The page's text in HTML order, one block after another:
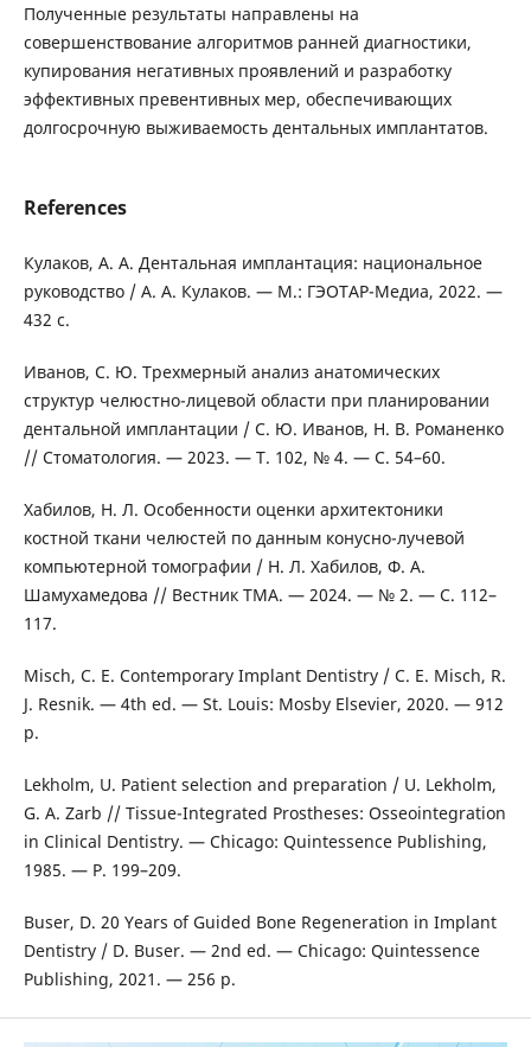
Полученные результаты направлены на
совершенствование алгоритмов ранней диагностики,
купирования негативных проявлений и разработку
эффективных превентивных мер, обеспечивающих
долгосрочную выживаемость дентальных имплантатов.
References
Кулаков, А. А. Дентальная имплантация: национальное
руководство / А. А. Кулаков. — М.: ГЭОТАР-Медиа, 2022. —
432 с.
Иванов, С. Ю. Трехмерный анализ анатомических
структур челюстно-лицевой области при планировании
дентальной имплантации / С. Ю. Иванов, Н. В. Романенко
// Стоматология. — 2023. — Т. 102, № 4. — С. 54–60.
Хабилов, Н. Л. Особенности оценки архитектоники
костной ткани челюстей по данным конусно-лучевой
компьютерной томографии / Н. Л. Хабилов, Ф. А.
Шамухамедова // Вестник ТМА. — 2024. — № 2. — С. 112–
117.
Misch, C. E. Contemporary Implant Dentistry / C. E. Misch, R.
J. Resnik. — 4th ed. — St. Louis: Mosby Elsevier, 2020. — 912
p.
Lekholm, U. Patient selection and preparation / U. Lekholm,
G. A. Zarb // Tissue-Integrated Prostheses: Osseointegration
in Clinical Dentistry. — Chicago: Quintessence Publishing,
1985. — P. 199–209.
Buser, D. 20 Years of Guided Bone Regeneration in Implant
Dentistry / D. Buser. — 2nd ed. — Chicago: Quintessence
Publishing, 2021. — 256 p.